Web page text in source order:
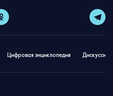
Цифровая энциклопедия